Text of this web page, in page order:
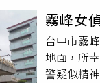
械管制條
請羈押，
童見此，
傷。警方
發生後，
的母親事
上有數項
霧峰女
台中市霧
地面，所
警疑似精